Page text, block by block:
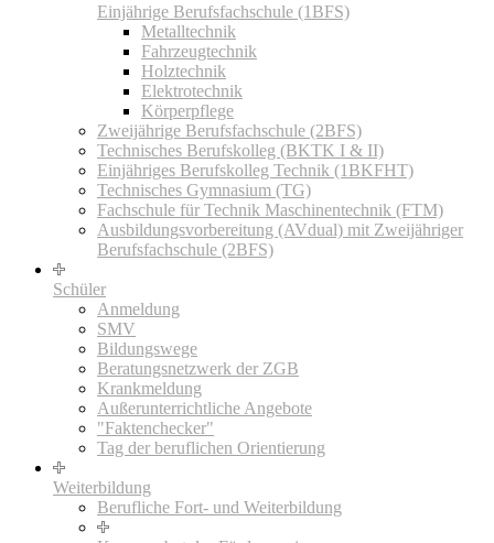
Einjährige Berufsfachschule (1BFS)
Metalltechnik
Fahrzeugtechnik
Holztechnik
Elektrotechnik
Körperpflege
Zweijährige Berufsfachschule (2BFS)
Technisches Berufskolleg (BKTK I & II)
Einjähriges Berufskolleg Technik (1BKFHT)
Technisches Gymnasium (TG)
Fachschule für Technik Maschinentechnik (FTM)
Ausbildungsvorbereitung (AVdual) mit Zweijähriger
Berufsfachschule (2BFS)
Schüler
Anmeldung
SMV
Bildungswege
Beratungsnetzwerk der ZGB
Krankmeldung
Außerunterrichtliche Angebote
"Faktenchecker"
Tag der beruflichen Orientierung
Weiterbildung
Berufliche Fort- und Weiterbildung